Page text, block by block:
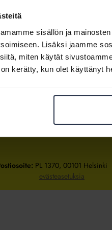
sisällön ja
Lisäksi jaamme
miten käytät
kerätty, kun olet käyttänyt
PL 1370, 00101 Helsinki
evästeasetuksia